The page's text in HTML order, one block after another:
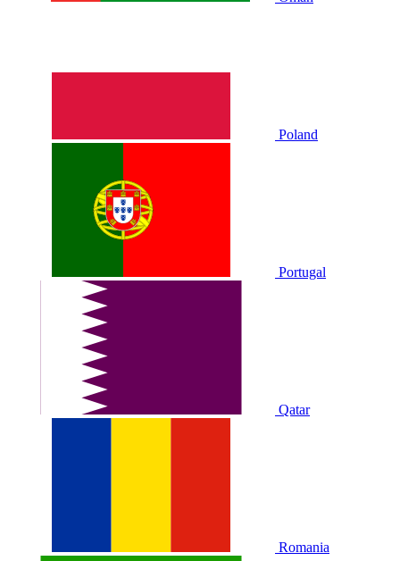
Poland
Portugal
Qatar
Romania